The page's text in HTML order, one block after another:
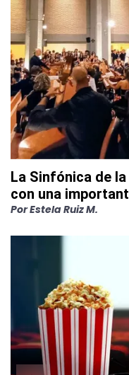
La Sinfónica de
con una
PorEstela Ruiz M.